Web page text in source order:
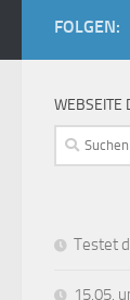
FOLGEN:
WEBSEITE
Suchen
nach:
Testet
15.05.